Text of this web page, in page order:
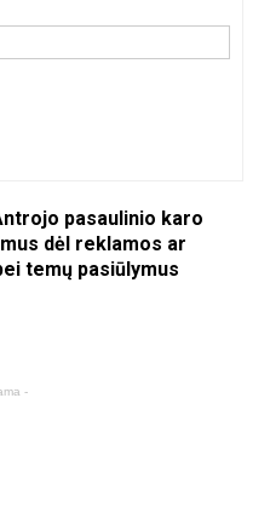
pasaulinio karo
dėl reklamos ar
temų pasiūlymus
-